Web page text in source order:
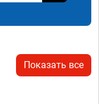
Показать все